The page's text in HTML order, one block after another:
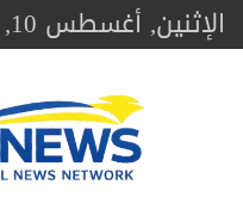
Skip
toالإثنين, أغسطس 10, 2026